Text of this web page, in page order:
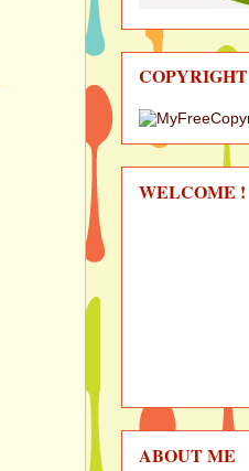
COPYRIGHT
WELCOME !
ABOUT ME